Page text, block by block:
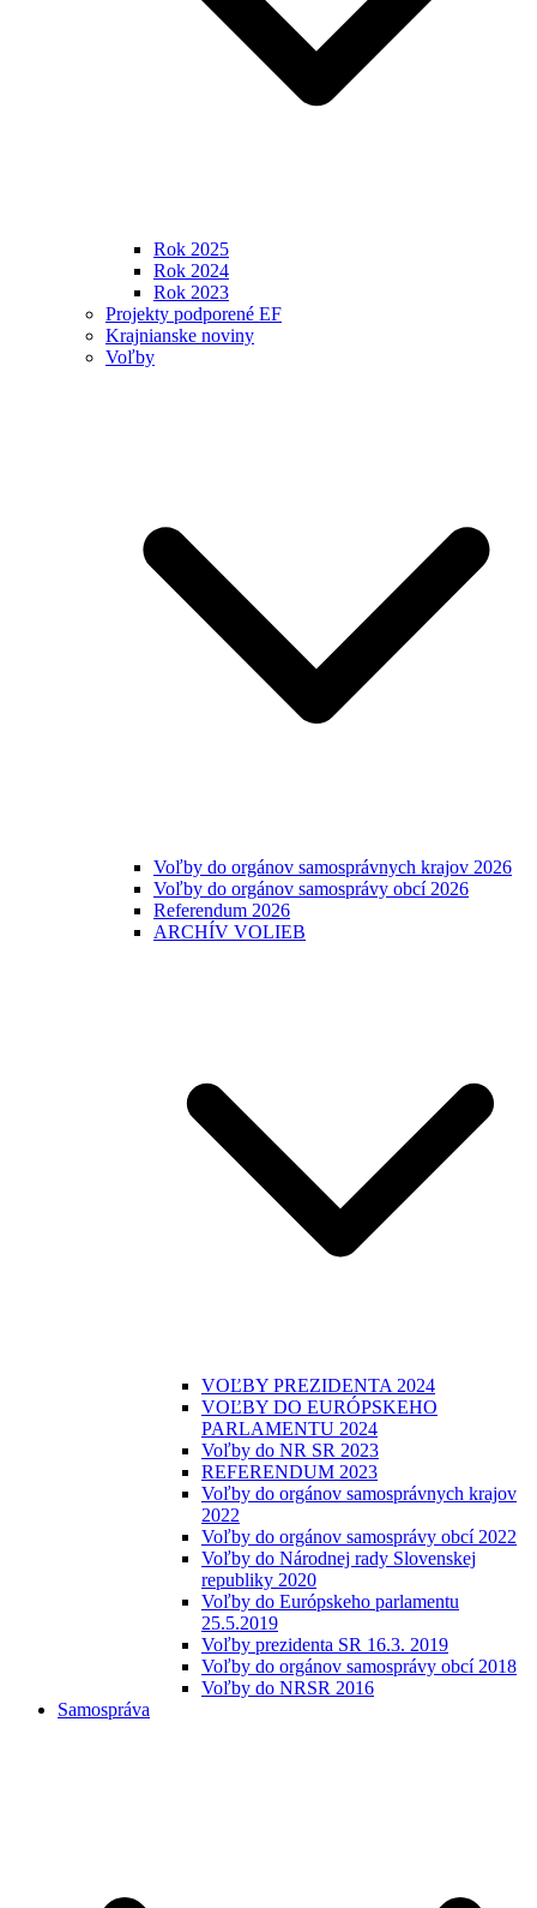
Rok 2025
Rok 2024
Rok 2023
Projekty podporené EF
Krajnianske noviny
Voľby
Voľby do orgánov samosprávnych krajov 2026
Voľby do orgánov samosprávy obcí 2026
Referendum 2026
ARCHÍV VOLIEB
VOĽBY PREZIDENTA 2024
VOĽBY DO EURÓPSKEHO
PARLAMENTU 2024
Voľby do NR SR 2023
REFERENDUM 2023
Voľby do orgánov samosprávnych krajov
2022
Voľby do orgánov samosprávy obcí 2022
Voľby do Národnej rady Slovenskej
republiky 2020
Voľby do Európskeho parlamentu
25.5.2019
Voľby prezidenta SR 16.3. 2019
Voľby do orgánov samosprávy obcí 2018
Voľby do NRSR 2016
Samospráva